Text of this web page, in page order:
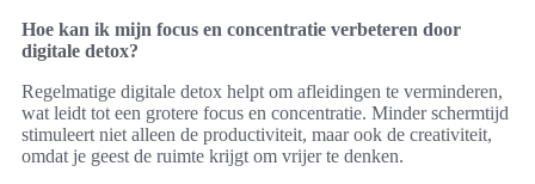
Hoe kan ik mijn focus en concentratie verbeteren door
digitale detox?
Regelmatige digitale detox helpt om afleidingen te verminderen,
wat leidt tot een grotere focus en concentratie. Minder schermtijd
stimuleert niet alleen de productiviteit, maar ook de creativiteit,
omdat je geest de ruimte krijgt om vrijer te denken.